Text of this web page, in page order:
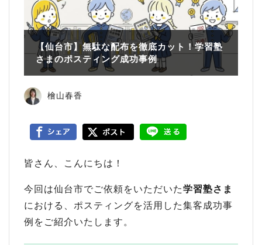
【仙台市】無駄な配布を徹底カット！学習塾
さまのポスティング成功事例
檜山春香
皆さん、こんにちは！
今回は仙台市でご依頼をいただいた学習塾さま
における、ポスティングを活用した集客成功事
例をご紹介いたします。